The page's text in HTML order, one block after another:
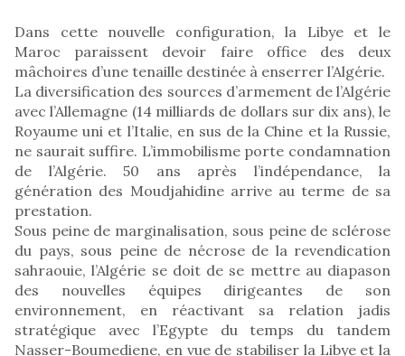
Dans cette nouvelle configuration, la Libye et le
Maroc paraissent devoir faire office des deux
mâchoires d’une tenaille destinée à enserrer l’Algérie.
La diversification des sources d’armement de l’Algérie
avec l’Allemagne (14 milliards de dollars sur dix ans), le
Royaume uni et l’Italie, en sus de la Chine et la Russie,
ne saurait suffire. L’immobilisme porte condamnation
de l’Algérie. 50 ans après l’indépendance, la
génération des Moudjahidine arrive au terme de sa
prestation.
Sous peine de marginalisation, sous peine de sclérose
du pays, sous peine de nécrose de la revendication
sahraouie, l’Algérie se doit de se mettre au diapason
des nouvelles équipes dirigeantes de son
environnement, en réactivant sa relation jadis
stratégique avec l’Egypte du temps du tandem
Nasser-Boumediene, en vue de stabiliser la Libye et la